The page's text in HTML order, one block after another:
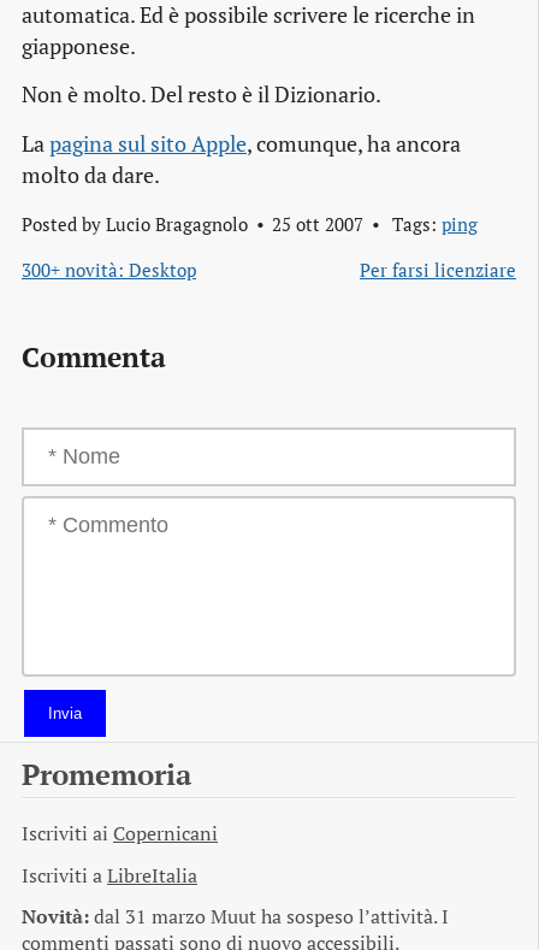
automatica. Ed è possibile scrivere le ricerche in
giapponese.
Non è molto. Del resto è il Dizionario.
La pagina sul sito Apple, comunque, ha ancora
molto da dare.
Posted by Lucio Bragagnolo 25 ott 2007 Tags: ping
300+ novità: Desktop
Per farsi licenziare
Commenta
Invia
Promemoria
Iscriviti ai Copernicani
Iscriviti aLibreItalia
Novità:dal 31 marzo Muut ha sospeso l’attività. I
commenti passati sono di nuovo accessibili.